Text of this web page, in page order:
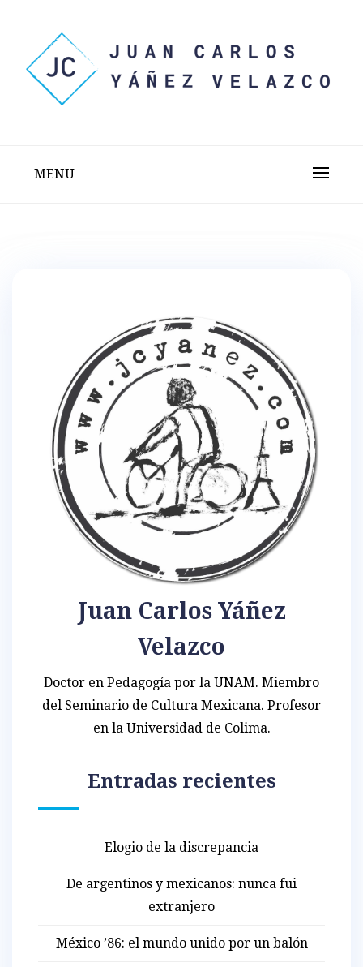
content
MENU
Juan Carlos Yáñez
Velazco
Doctor en Pedagogía por la UNAM. Miembro
del Seminario de Cultura Mexicana. Profesor
en la Universidad de Colima.
Entradas recientes
Elogio de la discrepancia
De argentinos y mexicanos: nunca fui
extranjero
México ’86: el mundo unido por un balón